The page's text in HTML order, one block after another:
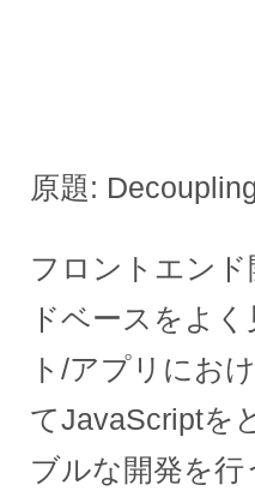
原題:
フロントエン
ドベースをよ
ト/アプリにお
てJavaScriptを
ブルな開発を